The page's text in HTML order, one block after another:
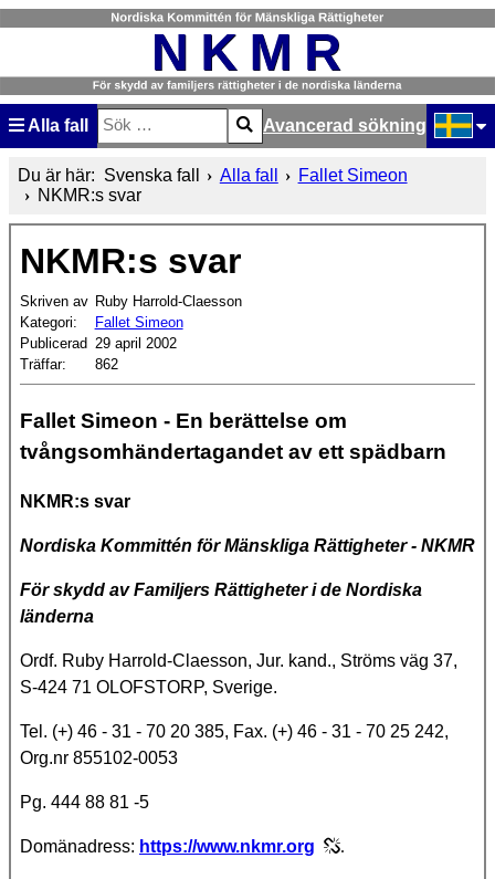
Alla fall
Sök
Type 2 or more characters for results.
Avancerad sökning
Du är här: Svenska fall Alla fall
Fallet Simeon
NKMR:s svar
NKMR:s svar
Skriven av Ruby Harrold-Claesson
Kategori:
Fallet Simeon
Publicerad 29 april 2002
Träffar:
862
Fallet Simeon - En berättelse om
tvångsomhändertagandet av ett spädbarn
NKMR:s svar
Nordiska Kommittén för Mänskliga Rättigheter - NKMR
För skydd av Familjers Rättigheter i de Nordiska
länderna
Ordf. Ruby Harrold-Claesson, Jur. kand., Ströms väg 37,
S-424 71 OLOFSTORP, Sverige.
Tel. (+) 46 - 31 - 70 20 385, Fax. (+) 46 - 31 - 70 25 242,
Org.nr 855102-0053
Pg. 444 88 81 -5
Domänadress: https://www.nkmr.org